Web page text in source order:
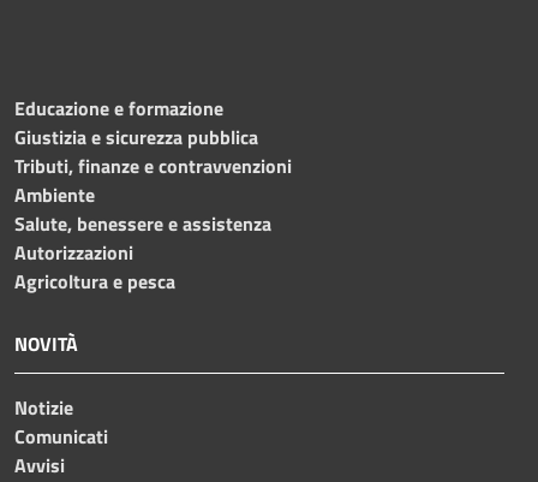
Educazione e formazione
Giustizia e sicurezza pubblica
Tributi, finanze e contravvenzioni
Ambiente
Salute, benessere e assistenza
Autorizzazioni
Agricoltura e pesca
NOVITÀ
Notizie
Comunicati
Avvisi